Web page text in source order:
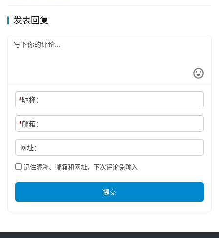
发表回复
*昵称：
*邮箱：
网址：
记住昵称、邮箱和网址，下次评论免输入
提交